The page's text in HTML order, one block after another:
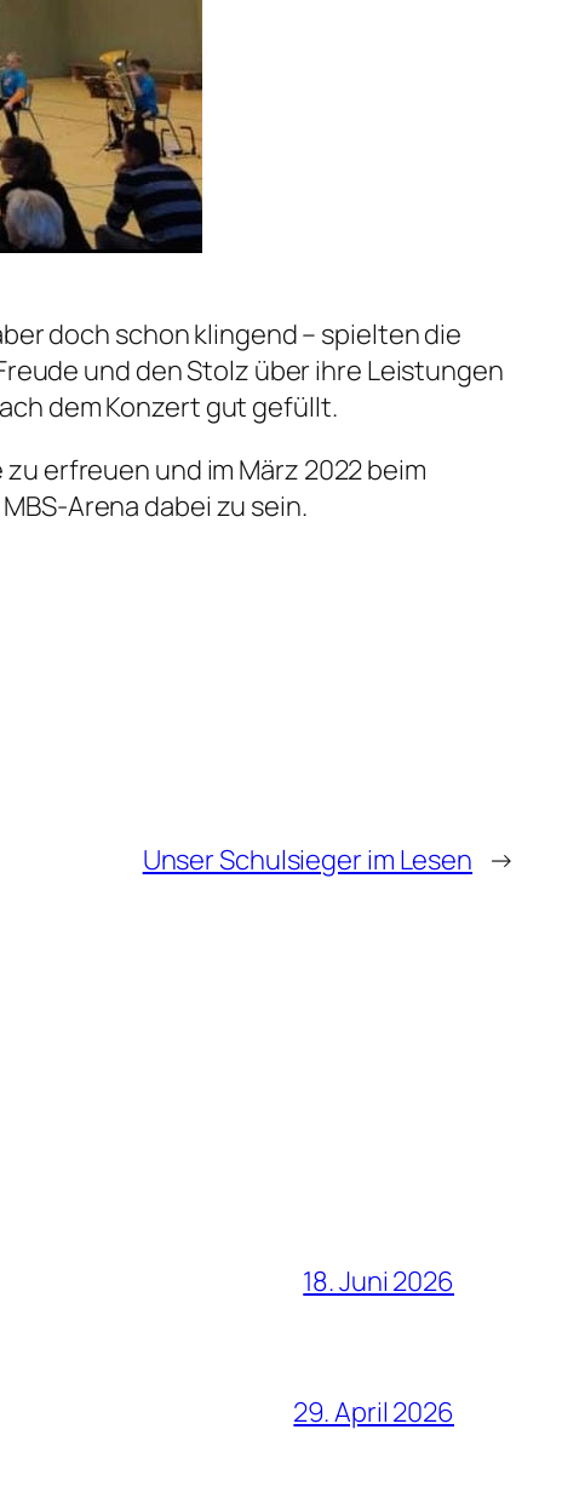
doch schon klingend – spielten die
und den Stolz über ihre Leistungen
dem Konzert gut gefüllt.
erfreuen und im März 2022 beim
Arena dabei zu sein.
Unser Schulsieger im Lesen →
18. Juni 2026
29. April 2026